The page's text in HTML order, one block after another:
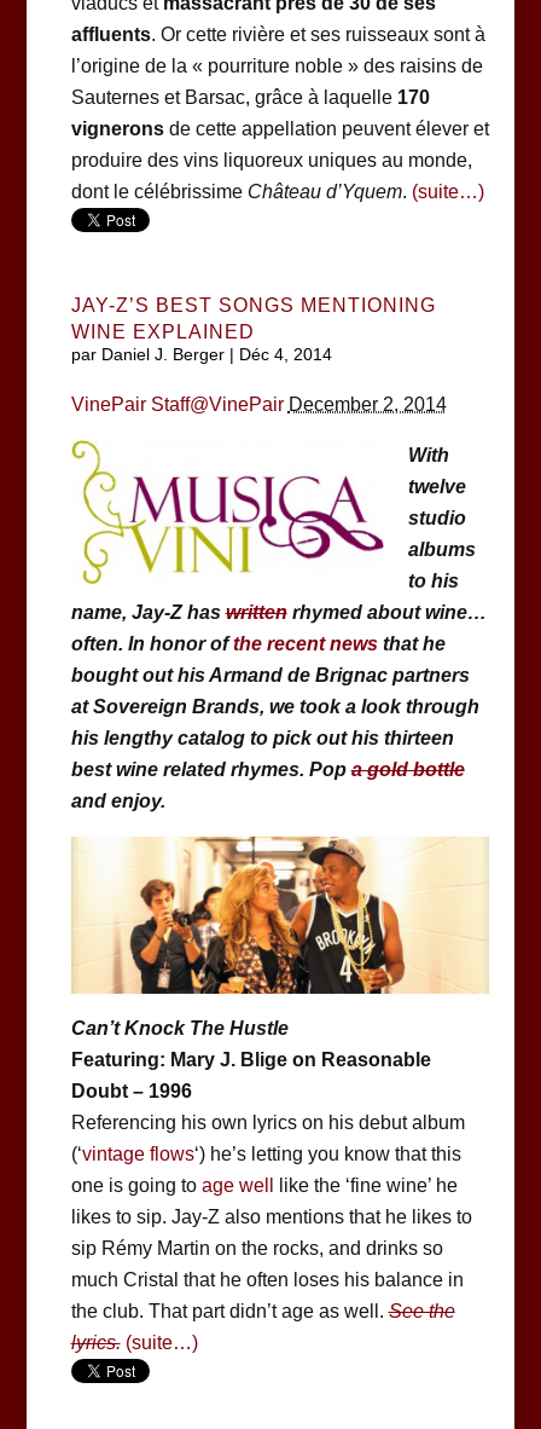
affluents. Or cette rivière et ses ruisseaux sont à
l’origine de la « pourriture noble » des raisins de
Sauternes et Barsac, grâce à laquelle 170
vigneronsde cette appellation peuvent élever et
produire des vins liquoreux uniques au monde,
dont le célébrissime Château d’Yquem. (suite…)
JAY-Z’S BEST SONGS MENTIONING
WINE EXPLAINED
par Daniel J. Berger| Déc 4, 2014
VinePair Staff@VinePair December 2, 2014
With
twelve
studio
albums
to his
name, Jay-Z haswrittenrhymed about wine…
often. In honor ofthe recent newsthat he
bought out his Armand de Brignac partners
at Sovereign Brands, we took a look through
his lengthy catalog to pick out his thirteen
best wine related rhymes. Popa gold bottle
and enjoy.
Can’t Knock The Hustle
Featuring: Mary J. Blige on Reasonable
Doubt – 1996
Referencing his own lyrics on his debut album
(‘vintage flows‘) he’s letting you know that this
one is going to age well
like the ‘fine wine’ he
likes to sip. Jay-Z also mentions that he likes to
sip Rémy Martin on the rocks, and drinks so
much Cristal that he often loses his balance in
the club. That part didn’t age as well.See the
lyrics. (suite…)